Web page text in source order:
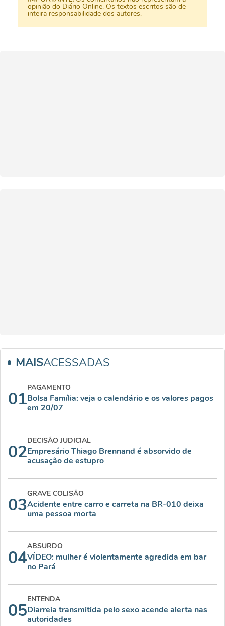
opinião do Diário Online. Os textos escritos são de
inteira responsabilidade dos autores.
MAISACESSADAS
01
PAGAMENTO
Bolsa Família: veja o calendário e os valores pagos
em 20/07
02
DECISÃO JUDICIAL
Empresário Thiago Brennand é absorvido de
acusação de estupro
03
GRAVE COLISÃO
Acidente entre carro e carreta na BR-010 deixa
uma pessoa morta
04
ABSURDO
VÍDEO: mulher é violentamente agredida em bar
no Pará
05
ENTENDA
Diarreia transmitida pelo sexo acende alerta nas
autoridades